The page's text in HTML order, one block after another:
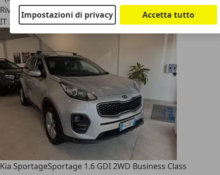
Rivenditore
IT 20068Peschiera Borromeo - Mi - Milano
Kia SportageSportage 1.6 GDI 2WD Business Class
Impostazioni di privacy Accetta tutto